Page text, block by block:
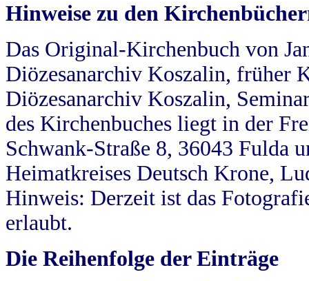
Hinweise zu den
Das Original-Kirchenbuch von
Diözesanarchiv Koszalin, früher
Diözesanarchiv Koszalin,
des Kirchenbuches liegt in der
Schwank-Straße 8, 36043 Fulda
Heimatkreises Deutsch Krone,
Hinweis: Derzeit ist das
erlaubt.
Die Reihenfolge der Einträge